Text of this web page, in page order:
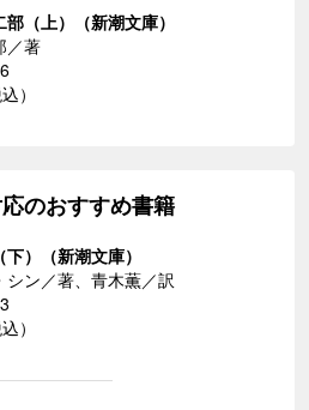
（上）（新潮文庫）
／著
）
のおすすめ書籍
）（新潮文庫）
シン／著、青木薫／訳
）